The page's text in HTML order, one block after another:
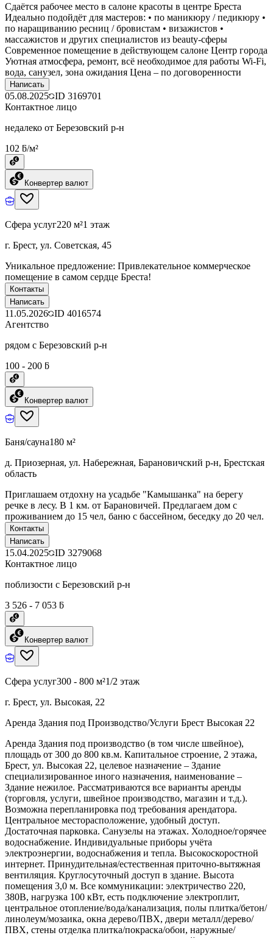
Сдаётся рабочее место в салоне красоты в центре Бреста
Идеально подойдёт для мастеров: • по маникюру / педикюру •
по наращиванию ресниц / бровистам • визажистов •
массажистов и других специалистов из beauty-сферы
Современное помещение в действующем салоне Центр города
Уютная атмосфера, ремонт, всё необходимое для работы Wi-Fi,
вода, санузел, зона ожидания Цена – по договоренности
Написать
05.08.2025 ID 3169701
Контактное лицо
недалеко от Березовский р-н
102 ƃ/м²
Конвертер валют
Сфера услуг220 м²1 этаж
г. Брест, ул. Советская, 45
Уникальное предложение: Привлекательное коммерческое
помещение в самом сердце Бреста!
Контакты
Написать
11.05.2026 ID 4016574
Агентство
рядом с Березовский р-н
100 - 200 ƃ
Конвертер валют
Баня/сауна180 м²
д. Приозерная, ул. Набережная, Барановичский р-н, Брестская
область
Приглашаем отдохну на усадьбе "Камышанка" на берегу
речке в лесу. В 1 км. от Барановичей. Предлагаем дом с
проживанием до 15 чел, баню с бассейном, беседку до 20 чел.
Контакты
Написать
15.04.2025 ID 3279068
Контактное лицо
поблизости с Березовский р-н
3 526 - 7 053 ƃ
Конвертер валют
Сфера услуг300 - 800 м²1/2 этаж
г. Брест, ул. Высокая, 22
Аренда Здания под Производство/Услуги Брест Высокая 22
Аренда Здания под производство (в том числе швейное),
площадь от 300 до 800 кв.м. Капитальное строение, 2 этажа,
Брест, ул. Высокая 22, целевое назначение – Здание
специализированное иного назначения, наименование –
Здание нежилое. Рассматриваются все варианты аренды
(торговля, услуги, швейное производство, магазин и т.д.).
Возможна перепланировка под требования арендатора.
Центральное месторасположение, удобный доступ.
Достаточная парковка. Санузелы на этажах. Холодное/горячее
водоснабжение. Индивидуальные приборы учёта
электроэнергии, водоснабжения и тепла. Высокоскоростной
интернет. Принудительная/естественная приточно-вытяжная
вентиляция. Круглосуточный доступ в здание. Высота
помещения 3,0 м. Все коммуникации: электричество 220,
380В, нагрузка 100 кВт, есть подключение электроплит,
центральное отопление/вода/канализация, полы плитка/бетон/
линолеум/мозаика, окна дерево/ПВХ, двери металл/дерево/
ПВХ, стены отделка плитка/покраска/обои, наружные/